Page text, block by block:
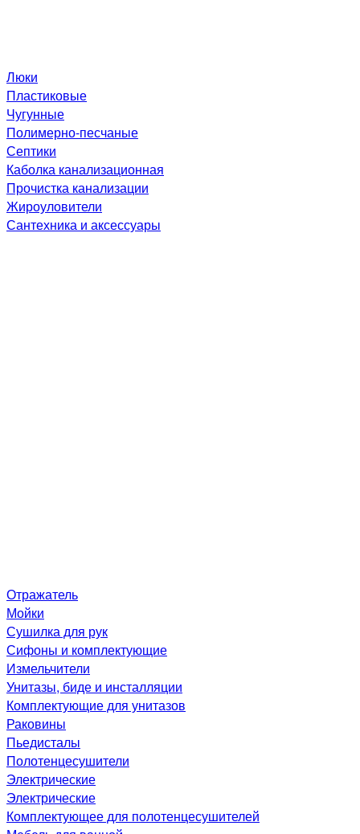
Люки
Пластиковые
Чугунные
Полимерно-песчаные
Септики
Каболка канализационная
Прочистка канализации
Жироуловители
Сантехника и аксессуары
Отражатель
Мойки
Сушилка для рук
Сифоны и комплектующие
Измельчители
Унитазы, биде и инсталляции
Комплектующие для унитазов
Раковины
Пьедисталы
Полотенцесушители
Электрические
Электрические
Комплектующее для полотенцесушителей